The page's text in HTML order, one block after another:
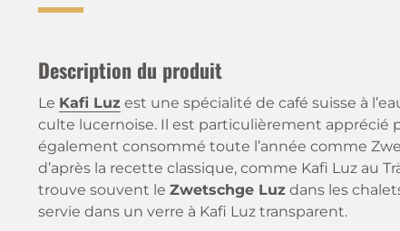
Description du produit
Le Kafi Luz est une spécialité de café suisse à
culte lucernoise. Il est particulièrement apprécié
également consommé toute l’année comme
d’après la recette classique, comme Kafi Luz au
trouve souvent le Zwetschge Luz dans les
servie dans un verre à Kafi Luz transparent.